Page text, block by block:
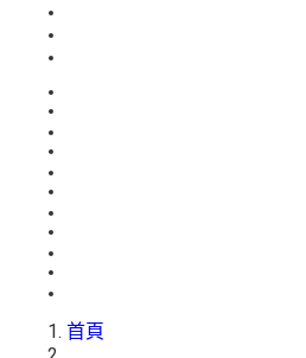
首頁